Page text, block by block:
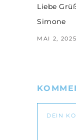
Liebe
Simone
MAI 2, 2025